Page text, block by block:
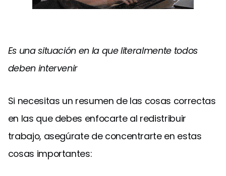
Es una situación en la que literalmente todos
deben intervenir
Si necesitas un resumen de las cosas correctas
en las que debes enfocarte al redistribuir
trabajo, asegúrate de concentrarte en estas
cosas importantes: